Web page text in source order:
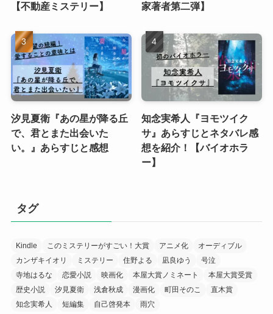
【不動産ミステリー】
家著者第二弾】
汐見夏衛『あの星が降る丘
で、君とまた出会いた
い。』あらすじと感想
知念実希人『ヨモツイク
サ』あらすじとネタバレ感
想を紹介！【バイオホラ
ー】
タグ
Kindle このミステリーがすごい！大賞 アニメ化
オーディブル
カンザキイオリ
ミステリー 住野よる 凪良ゆう
号泣
寺地はるな
恋愛小説 映画化 本屋大賞ノミネート
本屋大賞受賞
歴史小説
汐見夏衛 浅倉秋成 漫画化 町田そのこ
直木賞
知念実希人
短編集 自己啓発本 雨穴